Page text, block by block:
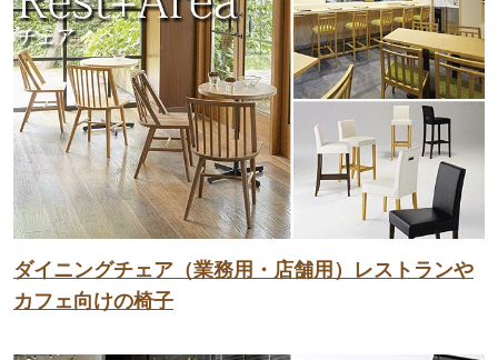
ダイニングチェア（業務用・店舗用）レストランや
カフェ向けの椅子